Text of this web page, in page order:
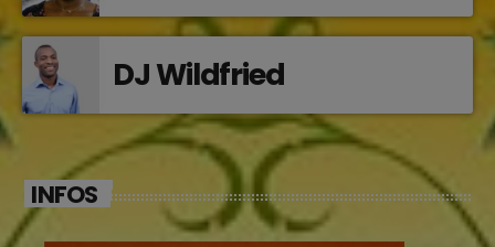
DJ Wildfried
INFOS